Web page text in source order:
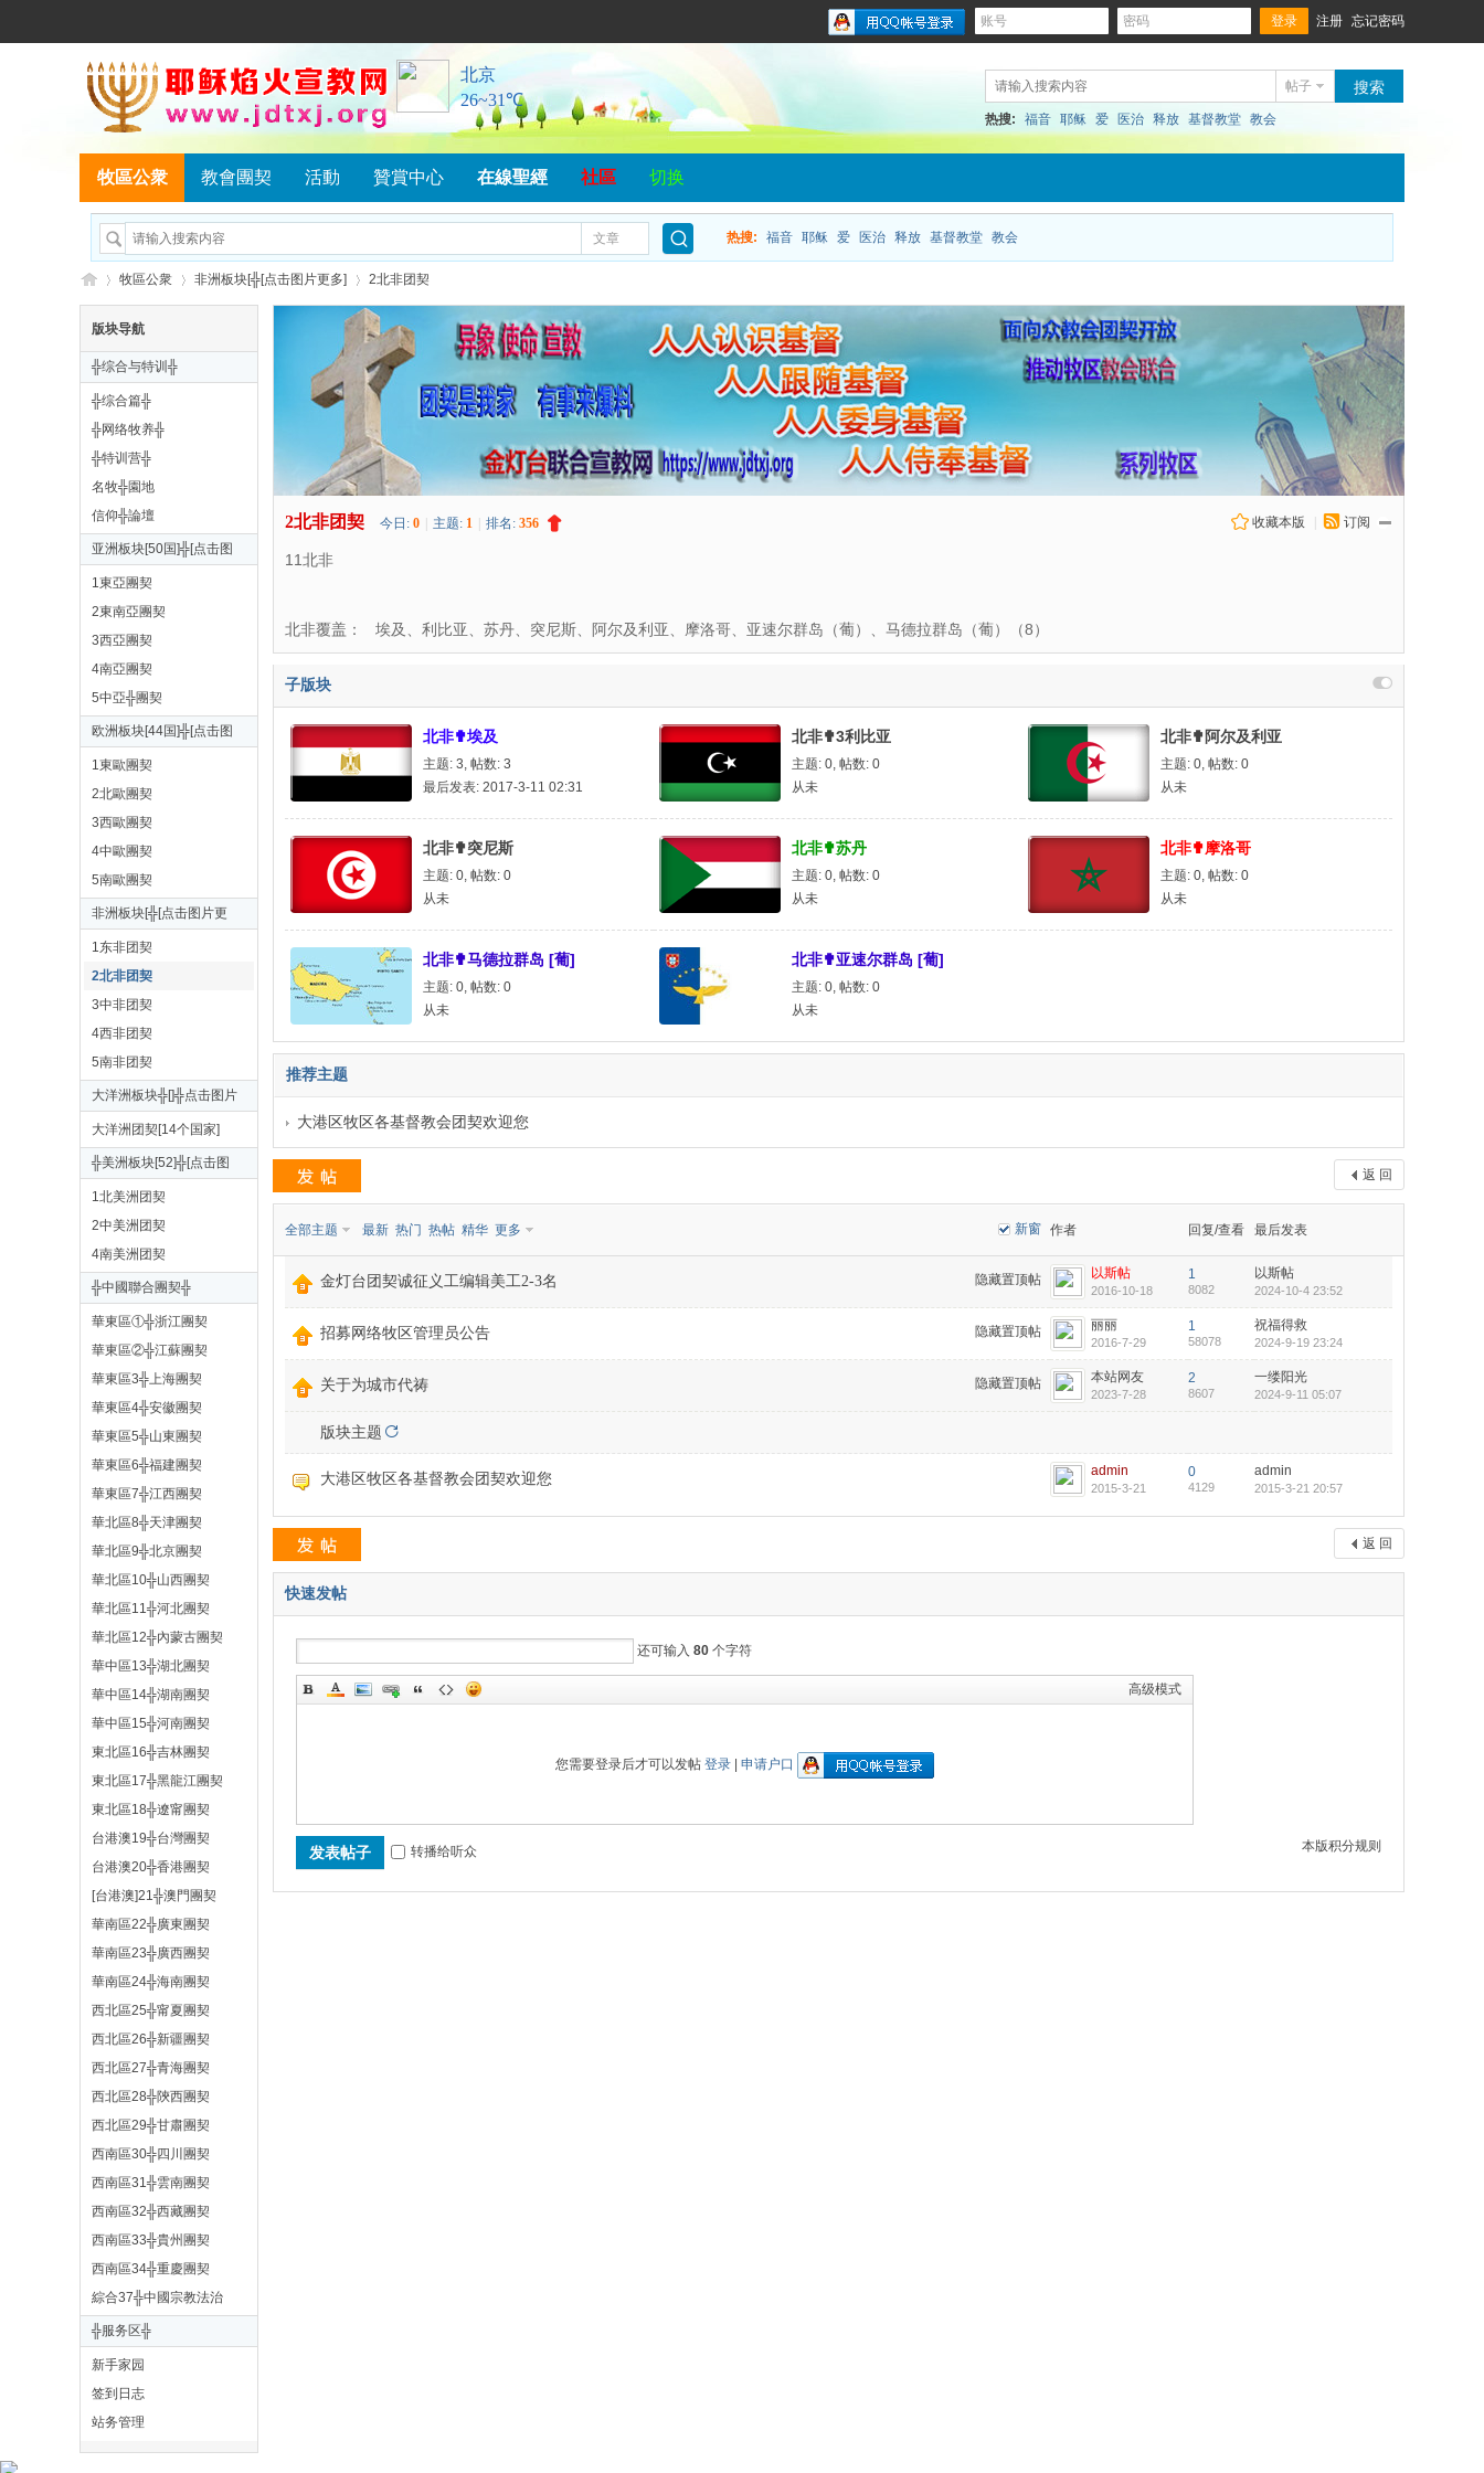
账号 密码 登录 注册 忘记密码
帖子 搜索
热搜: 福音 耶稣 爱 医治 释放 基督教堂 教会
牧區公衆 教會團契 活動 贊賞中心 在線聖經 社區 切换
文章
索
热搜: 福音 耶稣 爱 医治 释放 基督教堂 教会
耶
稣
焰
火
宣
網
燈
»
牧區公衆 非洲板块[╬[点击图片更多] 2北非团契
版块导航
╬综合与特训╬
╬综合篇╬
╬网络牧养╬
╬特训营╬
名牧╬園地
信仰╬論壇
亚洲板块[50国]╬[点击图
片更多]
1東亞團契
2東南亞團契
3西亞團契
4南亞團契
5中亞╬團契
欧洲板块[44国]╬[点击图
片更多]
1東歐團契
2北歐團契
3西歐團契
4中歐團契
5南歐團契
非洲板块[╬[点击图片更
多]
1东非团契
2北非团契
3中非团契
4西非团契
5南非团契
大洋洲板块╬[]╬点击图片
更多]
大洋洲团契[14个国家]
╬美洲板块[52]╬[点击图
片更多]
1北美洲团契
2中美洲团契
4南美洲团契
╬中國聯合團契╬
華東區①╬浙江團契
華東區②╬江蘇團契
華東區3╬上海團契
華東區4╬安徽團契
華東區5╬山東團契
華東區6╬福建團契
華東區7╬江西團契
華北區8╬天津團契
華北區9╬北京團契
華北區10╬山西團契
華北區11╬河北團契
華北區12╬內蒙古團契
華中區13╬湖北團契
華中區14╬湖南團契
華中區15╬河南團契
東北區16╬吉林團契
東北區17╬黑龍江團契
東北區18╬遼甯團契
台港澳19╬台灣團契
台港澳20╬香港團契
[台港澳]21╬澳門團契
華南區22╬廣東團契
華南區23╬廣西團契
華南區24╬海南團契
西北區25╬甯夏團契
西北區26╬新疆團契
西北區27╬青海團契
西北區28╬陝西團契
西北區29╬甘肅團契
西南區30╬四川團契
西南區31╬雲南團契
西南區32╬西藏團契
西南區33╬貴州團契
西南區34╬重慶團契
綜合37╬中國宗教法治
╬服务区╬
新手家园
签到日志
站务管理
收藏本版 订阅
2北非团契 今日: 0 主题: 1 排名: 356
11北非
北非覆盖： 埃及、利比亚、苏丹、突尼斯、阿尔及利亚、摩洛哥、亚速尔群岛（葡）、马德拉群岛（葡）（8）
子版块
北非✟埃及
主题: 3, 帖数: 3
最后发表: 2017-3-11 02:31
北非✟3利比亚
主题: 0, 帖数: 0
从未
北非✟阿尔及利亚
主题: 0, 帖数: 0
从未
北非✟突尼斯
主题: 0, 帖数: 0
从未
北非✟苏丹
主题: 0, 帖数: 0
从未
北非✟摩洛哥
主题: 0, 帖数: 0
从未
北非✟马德拉群岛 [葡]
主题: 0, 帖数: 0
从未
北非✟亚速尔群岛 [葡]
主题: 0, 帖数: 0
从未
推荐主题
大港区牧区各基督教会团契欢迎您
返 回
新窗
全部主题 最新 热门 热帖 精华 更多 作者 回复/查看 最后发表
隐藏置顶帖
金灯台团契诚征义工编辑美工2-3名 以斯帖
2016-10-18
1
8082
以斯帖
2024-10-4 23:52
隐藏置顶帖
招募网络牧区管理员公告 丽丽
2016-7-29
1
58078
祝福得救
2024-9-19 23:24
隐藏置顶帖
关于为城市代祷 本站网友
2023-7-28
2
8607
一缕阳光
2024-9-11 05:07
版块主题
大港区牧区各基督教会团契欢迎您 admin
2015-3-21
0
4129
admin
2015-3-21 20:57
返 回
快速发帖
还可输入 80 个字符
高级模式
您需要登录后才可以发帖 登录 申请户口
本版积分规则
发表帖子 转播给听众